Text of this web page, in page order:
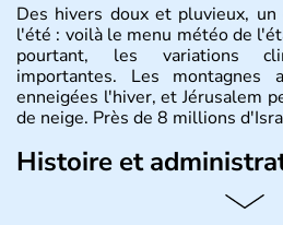
Des hivers doux et pluvieux,
l'été : voilà le menu météo de
pourtant, les variations
importantes. Les montagnes
enneigées l'hiver, et Jérusalem
de neige. Près de 8 millions
Histoire et
L'Israël est un état de la partie